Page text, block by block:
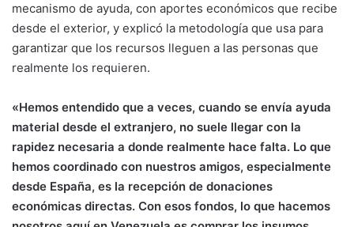
mecanismo de ayuda, con aportes económicos que recibe
desde el exterior, y explicó la metodología que usa para
garantizar que los recursos lleguen a las personas que
realmente los requieren.
«Hemos entendido que a veces, cuando se envía ayuda
material desde el extranjero, no suele llegar con la
rapidez necesaria a donde realmente hace falta. Lo que
hemos coordinado con nuestros amigos, especialmente
desde España, es la recepción de donaciones
económicas directas. Con esos fondos, lo que hacemos